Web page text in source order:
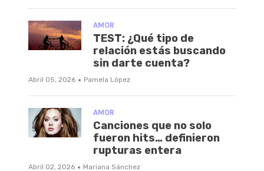
AMOR
TEST: ¿Qué tipo de
relación estás buscando
sin darte cuenta?
Abril 05, 2026 · Pamela López
AMOR
Canciones que no solo
fueron hits… definieron
rupturas entera
Abril 02, 2026 · Mariana Sánchez